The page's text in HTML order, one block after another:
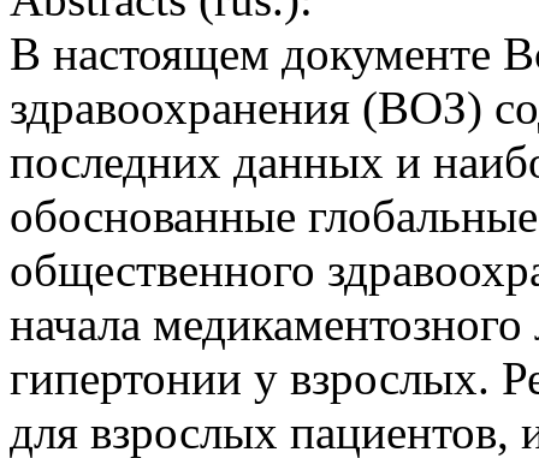
В настоящем документе
здравоохранения (ВОЗ)
последних данных и
обоснованные
общественного
начала
гипертонии у взрослых.
для взрослых